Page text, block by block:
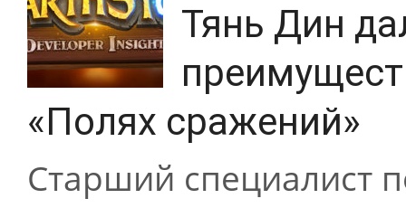
Тянь Дин
«Полях сражений»
Старший специалист